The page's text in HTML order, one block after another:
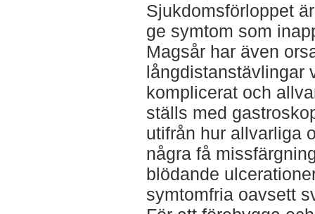
Sjukdomsförloppet
ge symtom som
Magsår har även
långdistanstävlingar
komplicerat och
ställs med
utifrån hur allvarliga
några få
blödande
symtomfria oavsett